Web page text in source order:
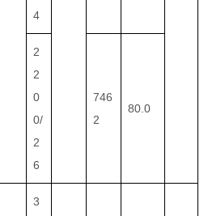
4
2
2
0
0/
2
6
746
2
80.0
3